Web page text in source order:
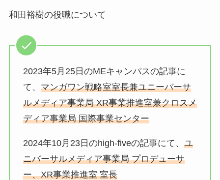
和田裕樹の役職について
2023年5月25日のMEキャンパスの記事に
て、 マンガワン戦略室室長兼ユニーバーサ
ルメディア事業局 XR事業推進室兼クロスメ
ディア事業局 国際事業センター
2024年10月23日のhigh-fiveの記事にて、 ユ
ニバーサルメディア事業局 プロデューサ
ー、XR事業推進室 室長